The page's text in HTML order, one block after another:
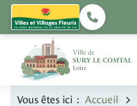
Vous êtes ici : Accueil